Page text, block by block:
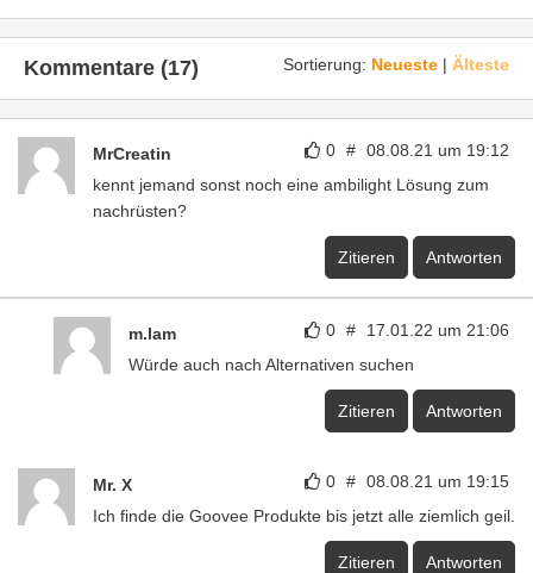
Sortierung: Neueste | Älteste
Kommentare (17)
0 # 08.08.21 um 19:12
MrCreatin
kennt jemand sonst noch eine ambilight Lösung zum
nachrüsten?
Zitieren Antworten
0 # 17.01.22 um 21:06
m.lam
Würde auch nach Alternativen suchen
Zitieren Antworten
0 # 08.08.21 um 19:15
Mr. X
Ich finde die Goovee Produkte bis jetzt alle ziemlich geil.
Zitieren Antworten